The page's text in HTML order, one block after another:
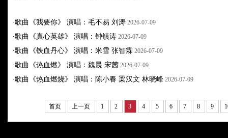
·歌曲《我要你》 演唱：毛不易 刘涛 2026-07-09
·歌曲《真心英雄》 演唱：钟镇涛 2026-07-09
·歌曲《铁血丹心》 演唱：米雪 张智霖 2026-07-09
·歌曲《热血燃》 演唱：魏晨 宋茜 2026-07-09
·歌曲《热血燃烧》 演唱：陈小春 梁汉文 林晓峰 2026-07-09
首页 上一页 1 2 3 4 5 6 7 8 9